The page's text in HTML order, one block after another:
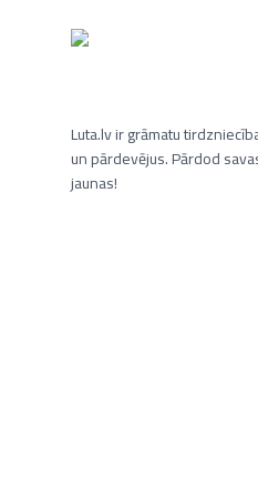
Luta.lv ir grāmatu
un pārdevējus. Pārdod
jaunas!